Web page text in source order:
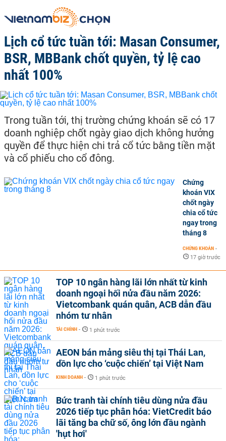
Lịch cổ tức tuần tới: Masan Consumer,
BSR, MBBank chốt quyền, tỷ lệ cao
nhất 100%
Trong tuần tới, thị trường chứng khoán sẽ có 17
doanh nghiệp chốt ngày giao dịch không hưởng
quyền để thực hiện chi trả cổ tức bằng tiền mặt
và cổ phiếu cho cổ đông.
Chứng
khoán VIX
chốt ngày
chia cổ tức
ngay trong
tháng 8
CHỨNG KHOÁN -
17 giờ trước
TOP 10 ngân hàng lãi lớn nhất từ kinh
doanh ngoại hối nửa đầu năm 2026:
Vietcombank quán quân, ACB dẫn đầu
nhóm tư nhân
TÀI CHÍNH - 1 phút trước
AEON bán mảng siêu thị tại Thái Lan,
dồn lực cho ‘cuộc chiến’ tại Việt Nam
KINH DOANH - 1 phút trước
Bức tranh tài chính tiêu dùng nửa đầu
2026 tiếp tục phân hóa: VietCredit báo
lãi tăng ba chữ số, ông lớn đầu ngành
'hụt hơi'